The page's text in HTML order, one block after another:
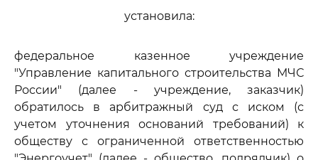
установила:
федеральное казенное учреждение
"Управление капитального строительства МЧС
России" (далее - учреждение, заказчик)
обратилось в арбитражный суд с иском (с
учетом уточнения оснований требований) к
обществу с ограниченной ответственностью